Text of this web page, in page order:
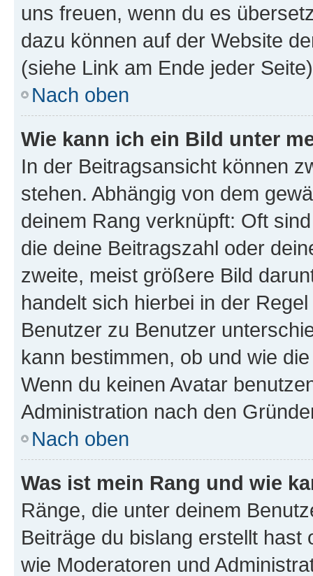
uns freuen, wenn du es
dazu können auf der Website
(siehe Link am Ende jeder
Nach oben
Wie kann ich ein Bild unter
In der Beitragsansicht können
stehen. Abhängig von dem
deinem Rang verknüpft: Oft
die deine Beitragszahl oder
zweite, meist größere Bild
handelt sich hierbei in der
Benutzer zu Benutzer
kann bestimmen, ob und wie
Wenn du keinen Avatar
Administration nach den
Nach oben
Was ist mein Rang und wie
Ränge, die unter deinem
Beiträge du bislang erstellt
wie Moderatoren und